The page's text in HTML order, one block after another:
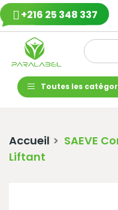
+216 25 348 337
Toutes les
Accueil
SAEVE
Liftant